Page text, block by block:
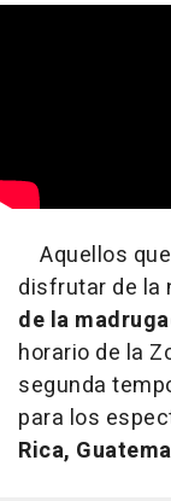
Aquellos
disfrutar de la
de la
horario de la
segunda
para los
Rica,